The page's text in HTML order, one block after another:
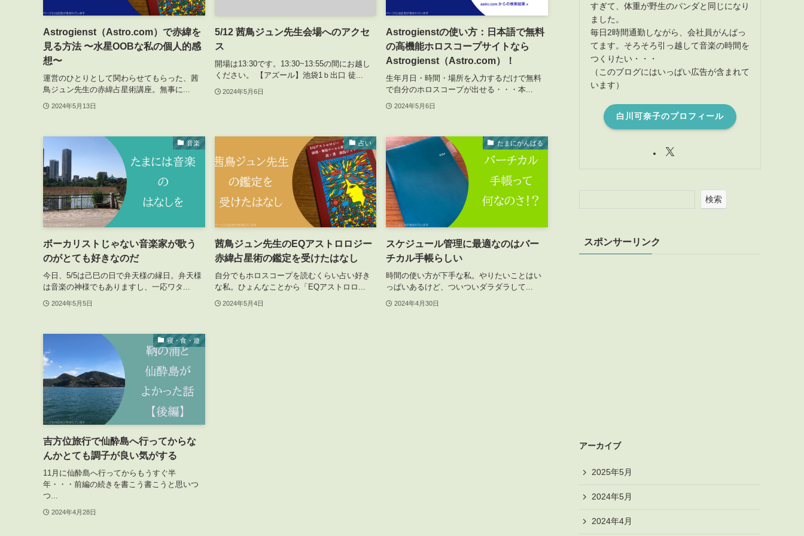
Astrogienst（Astro.com）で赤緯を
見る方法 〜水星OOBな私の個人的感
想〜
運営のひとりとして関わらせてもらった、茜
鳥ジュン先生の赤緯占星術講座。無事に...
2024年5月13日
5/12 茜鳥ジュン先生会場へのアクセ
ス
開場は13:30です。13:30~13:55の間にお越し
ください。 【アズール】池袋1ｂ出口 徒...
2024年5月6日
Astrogienstの使い方：日本語で無料
の高機能ホロスコープサイトなら
Astrogienst（Astro.com）！
生年月日・時間・場所を入力するだけで無料
で自分のホロスコープが出せる・・・本...
2024年5月6日
音楽
ボーカリストじゃない音楽家が歌う
のがとても好きなのだ
今日、5/5は己巳の日で弁天様の縁日。弁天様
は音楽の神様でもありますし、一応ワタ...
2024年5月5日
占い
茜鳥ジュン先生のEQアストロロジー
赤緯占星術の鑑定を受けたはなし
自分でもホロスコープを読むくらい占い好き
な私。ひょんなことから「EQアストロロ...
2024年5月4日
たまにがんばる
スケジュール管理に最適なのはバー
チカル手帳らしい
時間の使い方が下手な私。やりたいことはい
っぱいあるけど、ついついダラダラして...
2024年4月30日
寝・食・遊
吉方位旅行で仙酔島へ行ってからな
んかとても調子が良い気がする
11月に仙酔島へ行ってからもうすぐ半
年・・・前編の続きを書こう書こうと思いつ
つ...
2024年4月28日
すぎて、体重が野生のパンダと同じになり
ました。
毎日2時間通勤しながら、会社員がんばっ
てます。そろそろ引っ越して音楽の時間を
つくりたい・・・
（このブログにはいっぱい広告が含まれて
います）
白川可奈子のプロフィール
検索
スポンサーリンク
アーカイブ
2025年5月
2024年5月
2024年4月